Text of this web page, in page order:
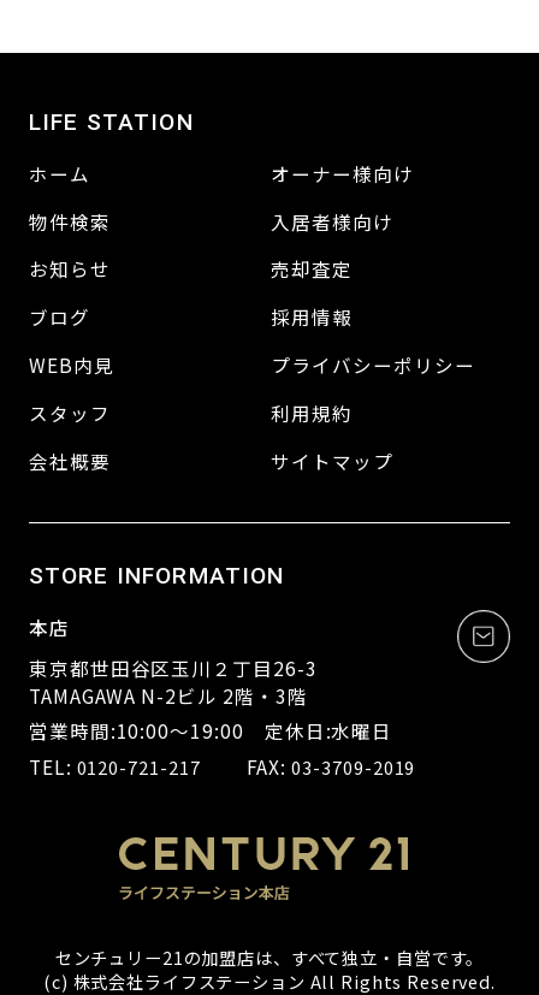
LIFE STATION
ホーム
物件検索
お知らせ
ブログ
WEB内見
スタッフ
会社概要
オーナー様向け
入居者様向け
売却査定
採用情報
プライバシーポリシー
利用規約
サイトマップ
STORE INFORMATION
本店
東京都世田谷区玉川２丁目26-3
TAMAGAWA N-2ビル 2階・3階
営業時間:10:00～19:00 定休日:水曜日
TEL: 0120-721-217 FAX:03-3709-2019
センチュリー21の加盟店は、すべて独立・自営です。
(c) 株式会社ライフステーション All Rights Reserved.